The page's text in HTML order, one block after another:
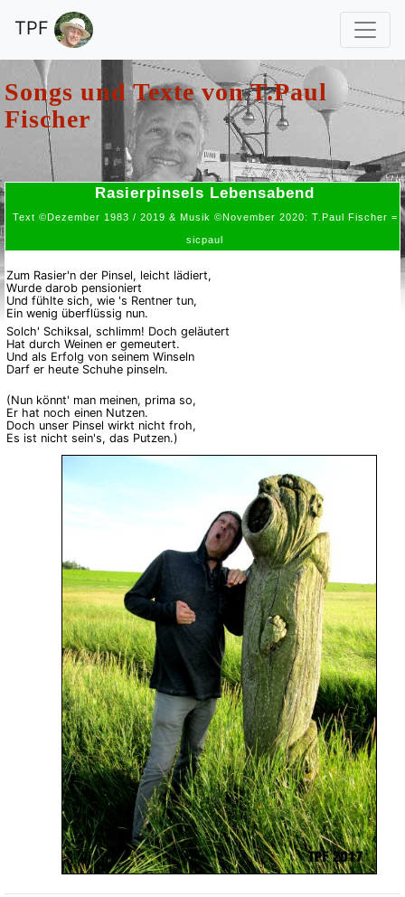
TPF
Songs und Texte vonT.Paul
Fischer
Rasierpinsels Lebensabend
Text ©Dezember 1983 / 2019 & Musik ©November 2020: T.Paul Fischer =
sicpaul
Zum Rasier'n der Pinsel, leicht lädiert,
Wurde darob pensioniert
Und fühlte sich, wie 's Rentner tun,
Ein wenig überflüssig nun.
Solch' Schiksal, schlimm! Doch geläutert
Hat durch Weinen er gemeutert.
Und als Erfolg von seinem Winseln
Darf er heute Schuhe pinseln.
(Nun könnt' man meinen, prima so,
Er hat noch einen Nutzen.
Doch unser Pinsel wirkt nicht froh,
Es ist nicht sein's, das Putzen.)